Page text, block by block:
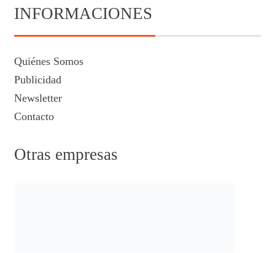
INFORMACIONES
Quiénes Somos
Publicidad
Newsletter
Contacto
Otras empresas